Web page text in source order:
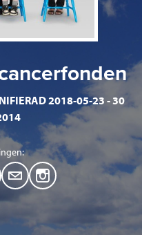
2018-05-23 30
M